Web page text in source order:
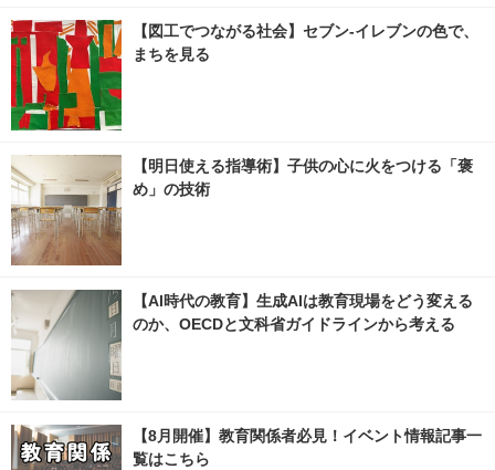
【図工でつながる社会】セブン‐イレブンの色で、
まちを見る
【明日使える指導術】子供の心に火をつける「褒
め」の技術
【AI時代の教育】生成AIは教育現場をどう変える
のか、OECDと文科省ガイドラインから考える
【8月開催】教育関係者必見！イベント情報記事一
覧はこちら